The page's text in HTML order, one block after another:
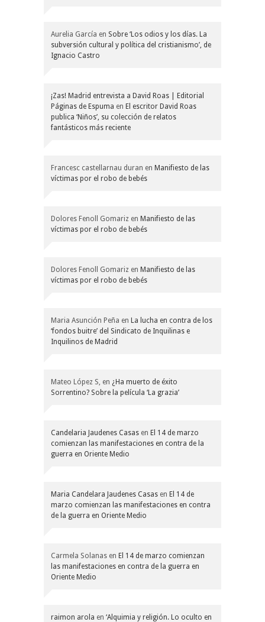
Aurelia García en Sobre ‘Los odios y los días. La
subversión cultural y política del cristianismo’, de
Ignacio Castro
¡Zas! Madrid entrevista a David Roas | Editorial
Páginas de Espuma en El escritor David Roas
publica ‘Niños’, su colección de relatos
fantásticos más reciente
Francesc castellarnau duran en Manifiesto de las
víctimas por el robo de bebés
Dolores Fenoll Gomariz en Manifiesto de las
víctimas por el robo de bebés
Dolores Fenoll Gomariz en Manifiesto de las
víctimas por el robo de bebés
Maria Asunción Peña en La lucha en contra de los
‘fondos buitre’ del Sindicato de Inquilinas e
Inquilinos de Madrid
Mateo López S, en ¿Ha muerto de éxito
Sorrentino? Sobre la película ‘La grazia’
Candelaria Jaudenes Casas en El 14 de marzo
comienzan las manifestaciones en contra de la
guerra en Oriente Medio
Maria Candelara Jaudenes Casas en El 14 de
marzo comienzan las manifestaciones en contra
de la guerra en Oriente Medio
Carmela Solanas en El 14 de marzo comienzan
las manifestaciones en contra de la guerra en
Oriente Medio
raimon arola en ‘Alquimia y religión. Lo oculto en